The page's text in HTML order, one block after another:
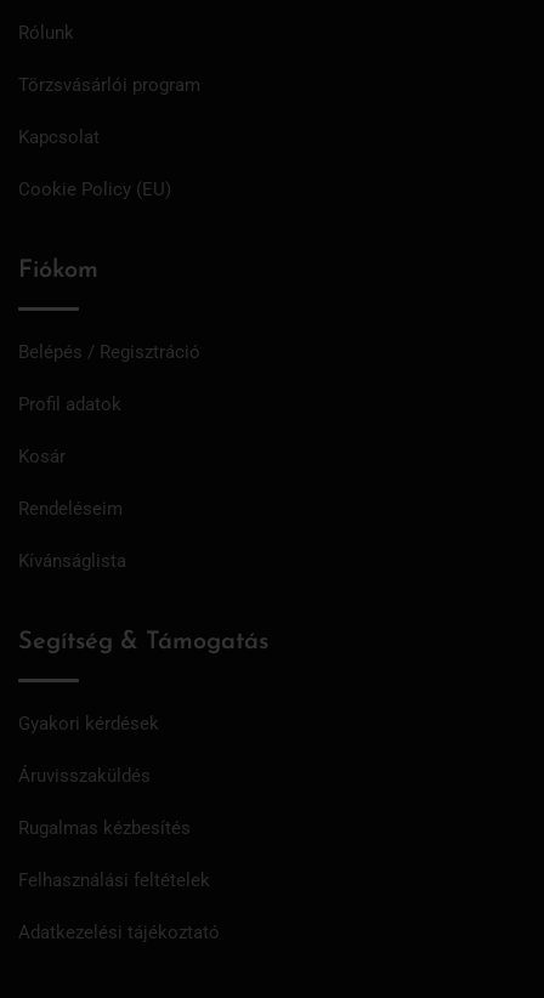
Rólunk
Törzsvásárlói program
Kapcsolat
Cookie Policy (EU)
Fiókom
Belépés / Regisztráció
Profil adatok
Kosár
Rendeléseim
Kívánságlista
Segítség & Támogatás
Gyakori kérdések
Áruvisszaküldés
Rugalmas kézbesítés
Felhasználási feltételek
Adatkezelési tájékoztató